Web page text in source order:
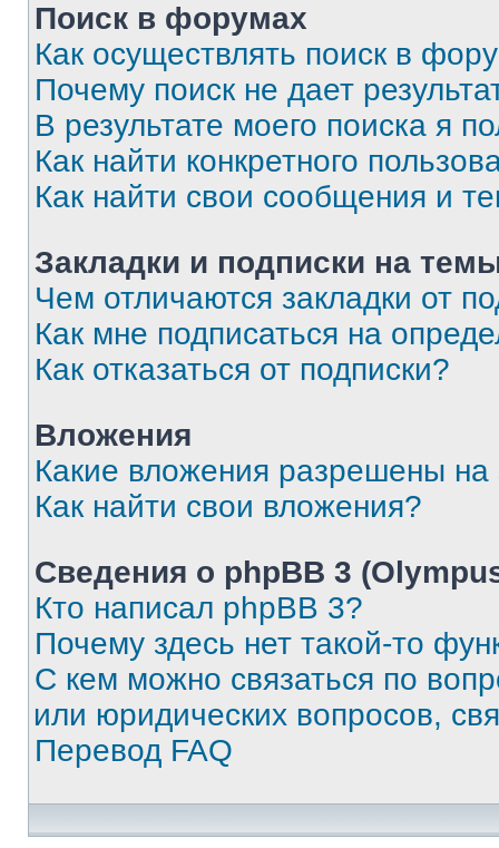
Поиск в форумах
Как осуществлять поиск в
Почему поиск не дает
В результате моего поиска я
Как найти конкретного
Как найти свои сообщения и
Закладки и подписки на
Чем отличаются закладки от
Как мне подписаться на
Как отказаться от подписки?
Вложения
Какие вложения разрешены
Как найти свои вложения?
Сведения о phpBB 3
Кто написал phpBB 3?
Почему здесь нет такой-то
С кем можно связаться по
или юридических вопросов,
Перевод FAQ